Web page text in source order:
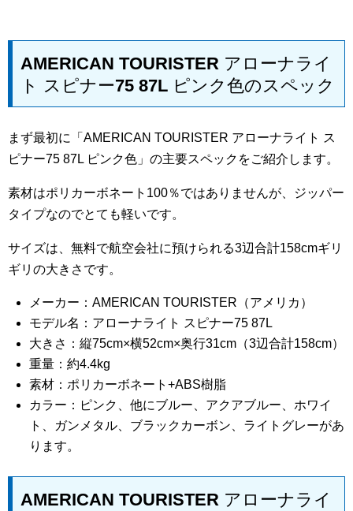
AMERICAN TOURISTER アローナライ
ト スピナー75 87L ピンク色のスペック
まず最初に「AMERICAN TOURISTER アローナライト ス
ピナー75 87L ピンク色」の主要スペックをご紹介します。
素材はポリカーボネート100％ではありませんが、ジッパー
タイプなのでとても軽いです。
サイズは、無料で航空会社に預けられる3辺合計158cmギリ
ギリの大きさです。
メーカー：AMERICAN TOURISTER（アメリカ）
モデル名：アローナライト スピナー75 87L
大きさ：縦75cm×横52cm×奥行31cm（3辺合計158cm）
重量：約4.4kg
素材：ポリカーボネート+ABS樹脂
カラー：ピンク、他にブルー、アクアブルー、ホワイ
ト、ガンメタル、ブラックカーボン、ライトグレーがあ
ります。
AMERICAN TOURISTER アローナライ